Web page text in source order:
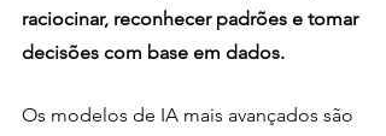
raciocinar, reconhecer padrões e tomar
decisões com base em dados.
Os modelos de IA mais avançados são